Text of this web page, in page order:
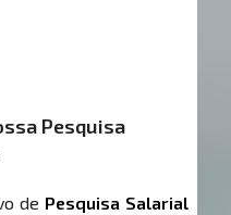
Pesquisa
de Pesquisa Salarial